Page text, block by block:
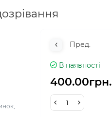
Пред.
В наявності
400.00грн.